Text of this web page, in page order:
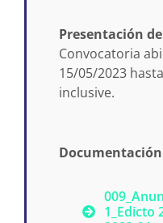
Presentación
Convocatoria
15/05/2023
inclusive.
1_Edicto